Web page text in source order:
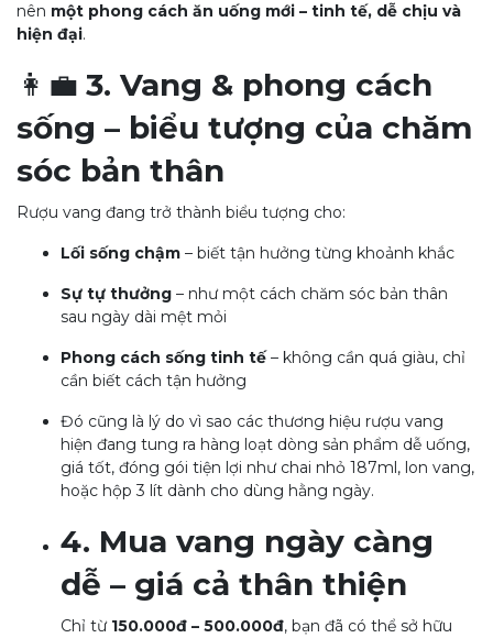
nên một phong cách ăn uống mới – tinh tế, dễ chịu và
hiện đại.
👩‍💼 3. Vang & phong cách
sống – biểu tượng của chăm
sóc bản thân
Rượu vang đang trở thành biểu tượng cho:
Lối sống chậm – biết tận hưởng từng khoảnh khắc
Sự tự thưởng – như một cách chăm sóc bản thân
sau ngày dài mệt mỏi
Phong cách sống tinh tế– không cần quá giàu, chỉ
cần biết cách tận hưởng
Đó cũng là lý do vì sao các thương hiệu rượu vang
hiện đang tung ra hàng loạt dòng sản phẩm dễ uống,
giá tốt, đóng gói tiện lợi như chai nhỏ 187ml, lon vang,
hoặc hộp 3 lít dành cho dùng hằng ngày.
4. Mua vang ngày càng
dễ – giá cả thân thiện
Chỉ từ 150.000đ – 500.000đ, bạn đã có thể sở hữu